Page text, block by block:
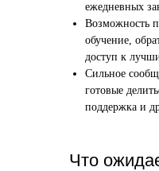
Что
ежедневных
Возможность
обучение,
доступ к
Сильное
готовые
поддержка и
Аудиоинтервью
Отвечаете по-